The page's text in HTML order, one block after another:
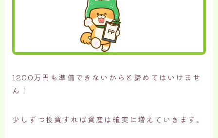
1200万円も準備できないからと諦めてはいけませ
ん！
少しずつ投資すれば資産は確実に増えていきます。